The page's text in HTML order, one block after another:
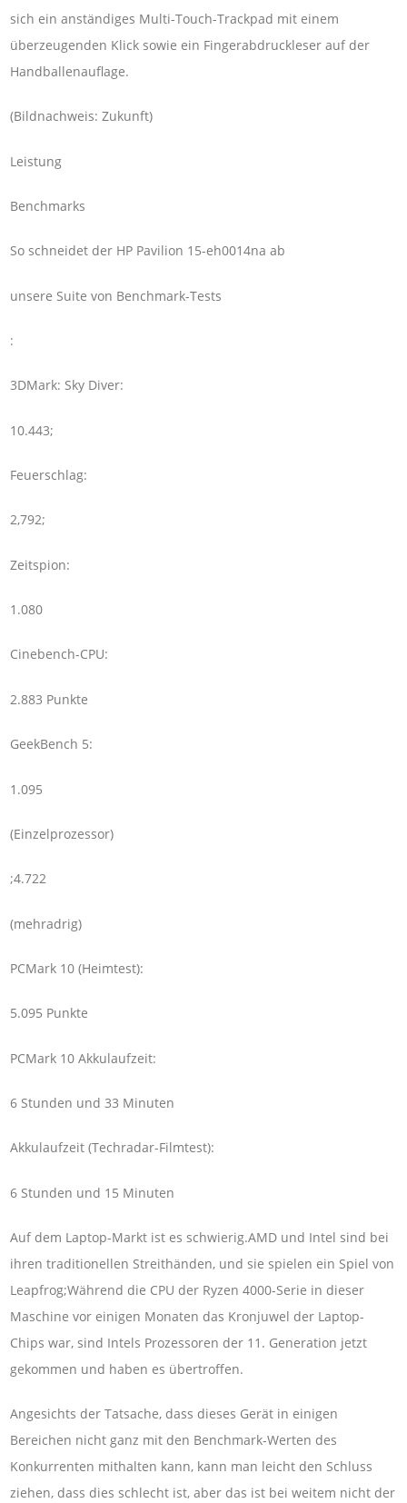
sich ein anständiges Multi-Touch-Trackpad mit einem
überzeugenden Klick sowie ein Fingerabdruckleser auf der
Handballenauflage.
(Bildnachweis: Zukunft)
Leistung
Benchmarks
So schneidet der HP Pavilion 15-eh0014na ab
unsere Suite von Benchmark-Tests
:
3DMark: Sky Diver:
10.443;
Feuerschlag:
2,792;
Zeitspion:
1.080
Cinebench-CPU:
2.883 Punkte
GeekBench 5:
1.095
(Einzelprozessor)
;4.722
(mehradrig)
PCMark 10 (Heimtest):
5.095 Punkte
PCMark 10 Akkulaufzeit:
6 Stunden und 33 Minuten
Akkulaufzeit (Techradar-Filmtest):
6 Stunden und 15 Minuten
Auf dem Laptop-Markt ist es schwierig.AMD und Intel sind bei
ihren traditionellen Streithänden, und sie spielen ein Spiel von
Leapfrog;Während die CPU der Ryzen 4000-Serie in dieser
Maschine vor einigen Monaten das Kronjuwel der Laptop-
Chips war, sind Intels Prozessoren der 11. Generation jetzt
gekommen und haben es übertroffen.
Angesichts der Tatsache, dass dieses Gerät in einigen
Bereichen nicht ganz mit den Benchmark-Werten des
Konkurrenten mithalten kann, kann man leicht den Schluss
ziehen, dass dies schlecht ist, aber das ist bei weitem nicht der